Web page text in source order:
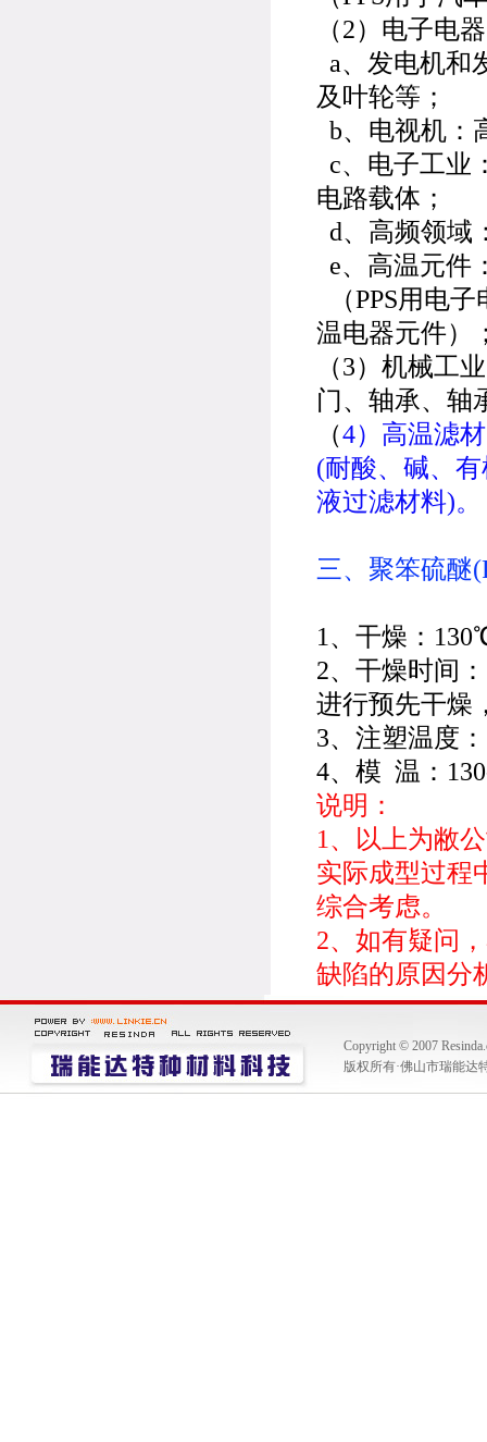
（2）电子电
a、发电机和
及叶轮等；
b、电视机：
c、电子工业
电路载体；
d、高频领域
e、高温元件
（PPS用电
温电器元件）
（3）机械工
门、轴承、轴
（4）高温滤
(耐酸、碱、
液过滤材料)。
三、聚笨硫醚
1、干燥：
2、干燥时间
进行预先干燥
3、注塑温度
4、模 温：
说明：
1、以上为敝
实际成型过程
综合考虑。
2、如有疑问
缺陷的原因分
Copyright © 2007
版权所有·佛山市瑞能